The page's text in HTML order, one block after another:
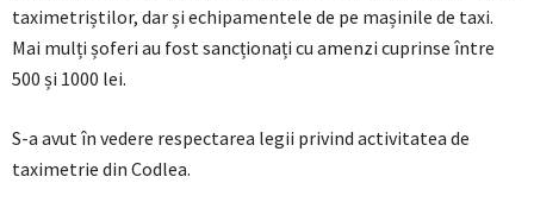
taximetriștilor, dar și echipamentele de pe mașinile de taxi.
Mai mulți șoferi au fost sancționați cu amenzi cuprinse între
500 și 1000 lei.
S-a avut în vedere respectarea legii privind activitatea de
taximetrie din Codlea.